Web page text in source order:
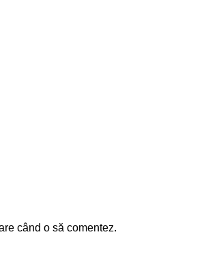
când o să comentez.